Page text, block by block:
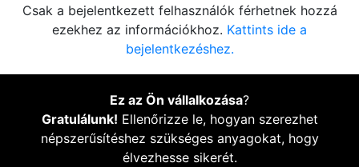
Csak a bejelentkezett felhasználók férhetnek hozzá
ezekhez az információkhoz. Kattints ide a
bejelentkezéshez.
Ez az Ön vállalkozása?
Gratulálunk! Ellenőrizze le, hogyan szerezhet
népszerűsítéshez szükséges anyagokat, hogy
élvezhesse sikerét.